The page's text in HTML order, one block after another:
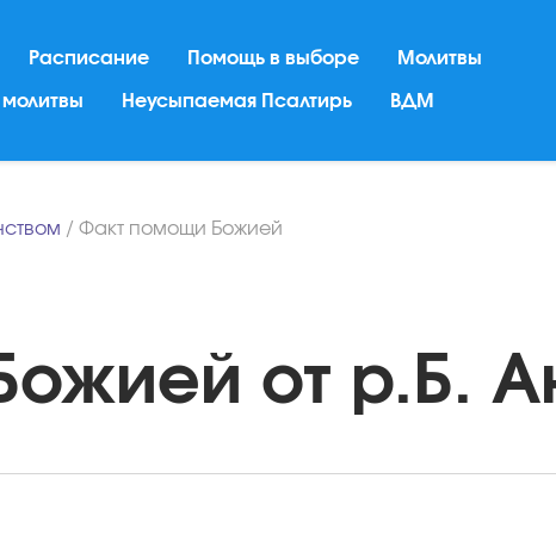
Расписание Помощь в выборе Молитвы
Неусыпаемая Псалтирь ВДМ
/ Факт помощи Божией
от р.Б.